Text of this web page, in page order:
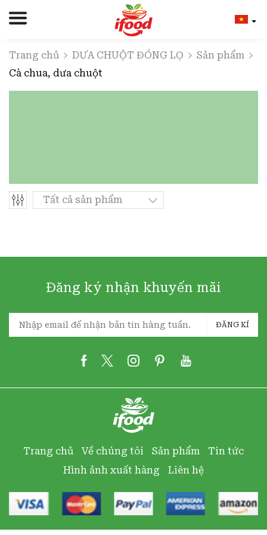
Trang chủ DƯA CHUỘT ĐÓNG LỌ
Sản phẩm
Cà chua, dưa chuột
Tất cả sản phẩm
Đăng ký nhận khuyến mãi
ĐĂNG KÍ
Trang chủ Về chúng tôi Sản phẩm
Tin tức
Hình ảnh xuất hàng
Liên hệ